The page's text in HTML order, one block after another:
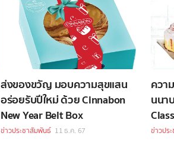
ส่งของขวัญ มอบความสุขแสน
อร่อยรับปีใหม่ ด้วย Cinnabon
New Year Belt Box
ข่าวประชาสัมพันธ์ 11 ธ.ค. 67
ควา
นนาบ
ข่าวปร